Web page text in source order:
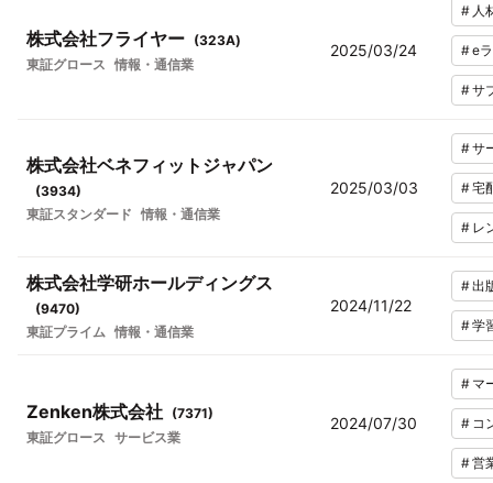
株式会社フライヤー (323A)
東証グロース 情報・通信業
2025/03/24
# 人
#e
#サ
株式会社ベネフィットジャパン
(3934)
東証スタンダード 情報・通信業
2025/03/03
#サ
#宅
# レ
株式会社学研ホールディングス
(9470)
東証プライム 情報・通信業
2024/11/22
#出
#学
Zenken株式会社 (7371)
東証グロース サービス業
2024/07/30
# マ
# コ
#営